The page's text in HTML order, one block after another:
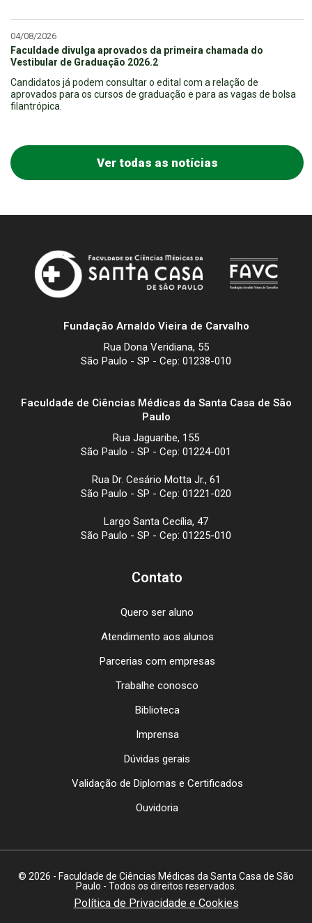
04/08/2026
Faculdade divulga aprovados da primeira chamada do
Vestibular de Graduação 2026.2
Candidatos já podem consultar o edital com a relação de
aprovados para os cursos de graduação e para as vagas de bolsa
filantrópica.
Ver todas as notícias
Fundação Arnaldo Vieira de Carvalho
Rua Dona Veridiana, 55
São Paulo - SP - Cep: 01238-010
Faculdade de Ciências Médicas da Santa Casa de São
Paulo
Rua Jaguaribe, 155
São Paulo - SP - Cep: 01224-001
Rua Dr. Cesário Motta Jr., 61
São Paulo - SP - Cep: 01221-020
Largo Santa Cecília, 47
São Paulo - SP - Cep: 01225-010
Contato
Quero ser aluno
Atendimento aos alunos
Parcerias com empresas
Trabalhe conosco
Biblioteca
Imprensa
Dúvidas gerais
Validação de Diplomas e Certificados
Ouvidoria
© 2026 - Faculdade de Ciências Médicas da Santa Casa de São
Paulo - Todos os direitos reservados.
Política de Privacidade e Cookies